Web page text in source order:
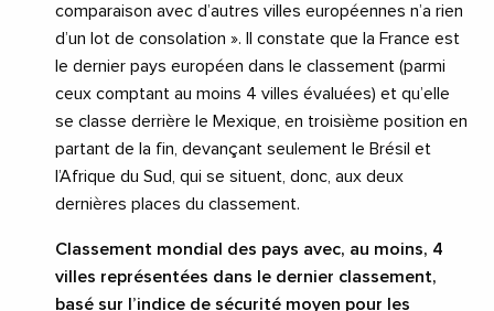
comparaison avec d’autres villes européennes n’a rien
d’un lot de consolation ». Il constate que la France est
le dernier pays européen dans le classement (parmi
ceux comptant au moins 4 villes évaluées) et qu’elle
se classe derrière le Mexique, en troisième position en
partant de la fin, devançant seulement le Brésil et
l’Afrique du Sud, qui se situent, donc, aux deux
dernières places du classement.
Classement mondial des pays avec, au moins, 4
villes représentées dans le dernier classement,
basé sur l’indice de sécurité moyen pour les